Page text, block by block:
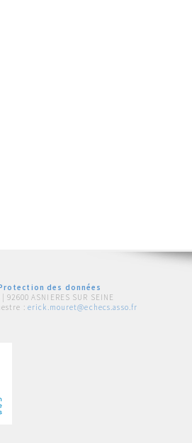
des données
ASNIERES SUR SEINE
: erick.mouret@echecs.asso.fr